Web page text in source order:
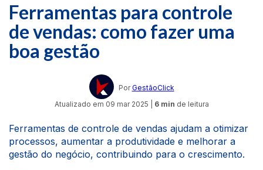
Ferramentas para controle
de vendas: como fazer uma
boa gestão
Por GestãoClick
Atualizado em 09 mar 2025 6 min de leitura
Ferramentas de controle de vendas ajudam a otimizar
processos, aumentar a produtividade e melhorar a
gestão do negócio, contribuindo para o crescimento.